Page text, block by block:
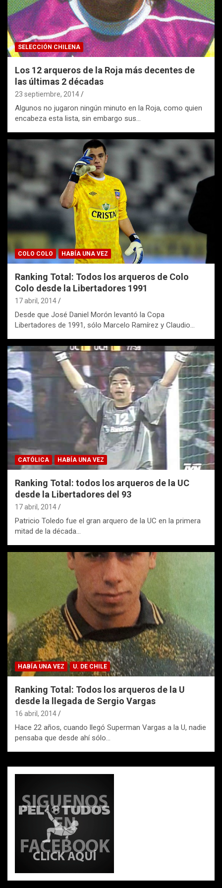
SELECCIÓN CHILENA
Los 12 arqueros de la Roja más decentes de
las últimas 2 décadas
23 septiembre, 2014
Algunos no jugaron ningún minuto en la Roja, como quien
encabeza esta lista, sin embargo sus…
COLO COLO HABÍA UNA VEZ
Ranking Total: Todos los arqueros de Colo
Colo desde la Libertadores 1991
17 abril, 2014
Desde que José Daniel Morón levantó la Copa
Libertadores de 1991, sólo Marcelo Ramírez y Claudio…
CATÓLICA HABÍA UNA VEZ
Ranking Total: todos los arqueros de la UC
desde la Libertadores del 93
17 abril, 2014
Patricio Toledo fue el gran arquero de la UC en la primera
mitad de la década…
HABÍA UNA VEZ U. DE CHILE
Ranking Total: Todos los arqueros de la U
desde la llegada de Sergio Vargas
16 abril, 2014
Hace 22 años, cuando llegó Superman Vargas a la U, nadie
pensaba que desde ahí sólo…